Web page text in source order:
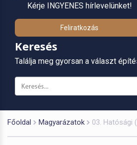
Kérje INGYENES hírlevelünket!
Feliratkozás
Keresés
Találja meg gyorsan a választ
Főoldal Magyarázatok 03. Hatósági